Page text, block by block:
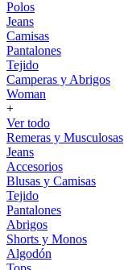
Polos
Jeans
Camisas
Pantalones
Tejido
Camperas y Abrigos
Woman
+
Ver todo
Remeras y Musculosas
Jeans
Accesorios
Blusas y Camisas
Tejido
Pantalones
Abrigos
Shorts y Monos
Algodón